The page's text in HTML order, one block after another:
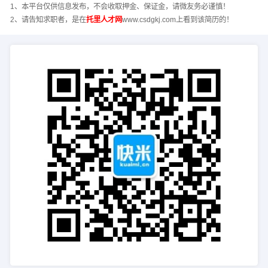
1、本平台仅供信息发布，不会收取押金、保证金，请微友务必谨慎！
2、请告知求职者，是在托里人才网www.csdgkj.com上看到该简历的！